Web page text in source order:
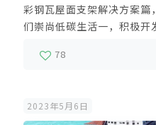
彩钢瓦屋面支架解决方案
们崇尚低碳生活一，积极开
未来」的支撑力量——科盛
站，转换更多绿能，释放更
78
2023年5月6日